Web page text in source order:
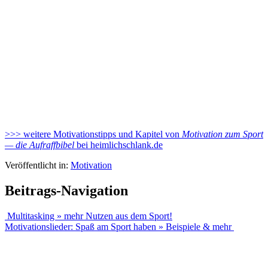
>>> weitere Motivationstipps und Kapitel von Motivation zum Sport
— die Aufraffbibel bei heimlichschlank.de
Veröffentlicht in: Motivation
Beitrags-Navigation
Multitasking » mehr Nutzen aus dem Sport!
Motivationslieder: Spaß am Sport haben » Beispiele & mehr